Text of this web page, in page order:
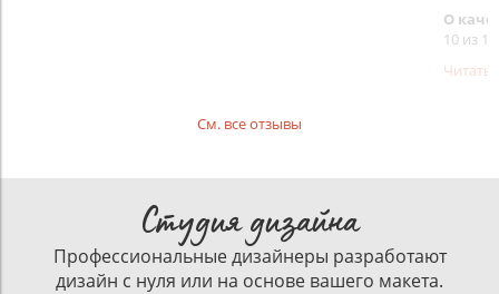
О
10 из 10
Читать
См. все отзывы
Студия дизайна
Профессиональные дизайнеры разработают
дизайн с нуля или на основе вашего макета.